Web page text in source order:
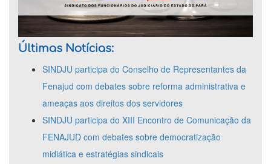
Últimas Notícias:
SINDJU participa do Conselho de Representantes da
Fenajud com debates sobre reforma administrativa e
ameaças aos direitos dos servidores
SINDJU participa do XIII Encontro de Comunicação da
FENAJUD com debates sobre democratização
midiática e estratégias sindicais